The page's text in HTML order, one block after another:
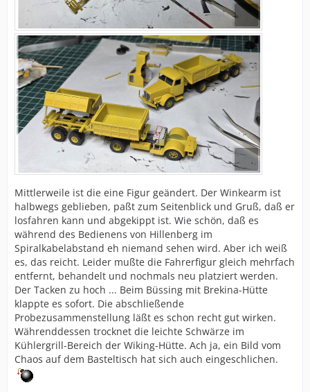
Mittlerweile ist die eine Figur geändert. Der Winkearm ist
halbwegs geblieben, paßt zum Seitenblick und Gruß, daß er
losfahren kann und abgekippt ist. Wie schön, daß es
während des Bedienens von Hillenberg im
Spiralkabelabstand eh niemand sehen wird. Aber ich weiß
es, das reicht. Leider mußte die Fahrerfigur gleich mehrfach
entfernt, behandelt und nochmals neu platziert werden.
Der Tacken zu hoch ... Beim Büssing mit Brekina-Hütte
klappte es sofort. Die abschließende
Probezusammenstellung läßt es schon recht gut wirken.
Währenddessen trocknet die leichte Schwärze im
Kühlergrill-Bereich der Wiking-Hütte. Ach ja, ein Bild vom
Chaos auf dem Basteltisch hat sich auch eingeschlichen.